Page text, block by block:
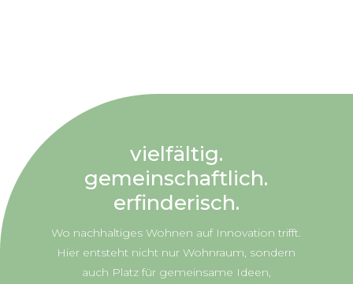
vielfältig.
gemeinschaftlich.
erfinderisch.
Wo nachhaltiges Wohnen auf Innovation trifft.
Hier entsteht nicht nur Wohnraum, sondern
auch Platz für gemeinsame Ideen,